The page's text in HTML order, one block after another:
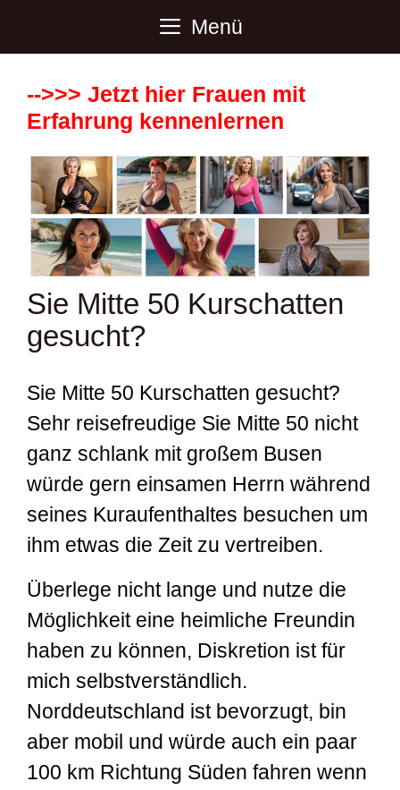
Menü
-->>> Jetzt hier Frauen mit
Erfahrung kennenlernen
Sie Mitte 50 Kurschatten
gesucht?
Sie Mitte 50 Kurschatten gesucht?
Sehr reisefreudige Sie Mitte 50 nicht
ganz schlank mit großem Busen
würde gern einsamen Herrn während
seines Kuraufenthaltes besuchen um
ihm etwas die Zeit zu vertreiben.
Überlege nicht lange und nutze die
Möglichkeit eine heimliche Freundin
haben zu können, Diskretion ist für
mich selbstverständlich.
Norddeutschland ist bevorzugt, bin
aber mobil und würde auch ein paar
100 km Richtung Süden fahren wenn